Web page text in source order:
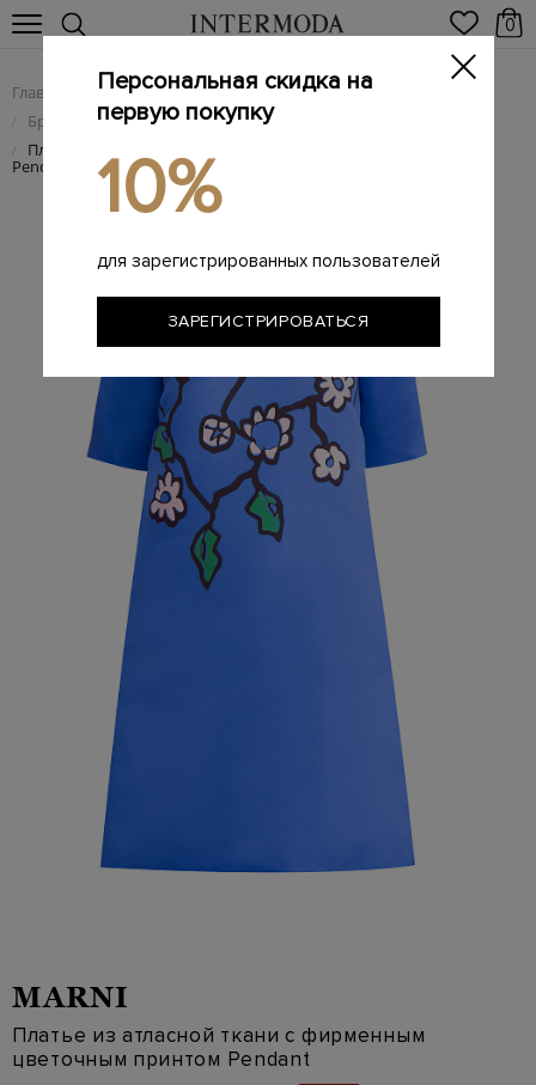
0
Главная Женщинам / Женская одежда
/ Брендовые женские платья
/ Платье из атласной ткани с фирменным цветочным принтом
Pendant
MARNI
Платье из атласной ткани с фирменным
цветочным принтом Pendant
Персональная скидка на
первую покупку
10%
для зарегистрированных пользователей
ЗАРЕГИСТРИРОВАТЬСЯ